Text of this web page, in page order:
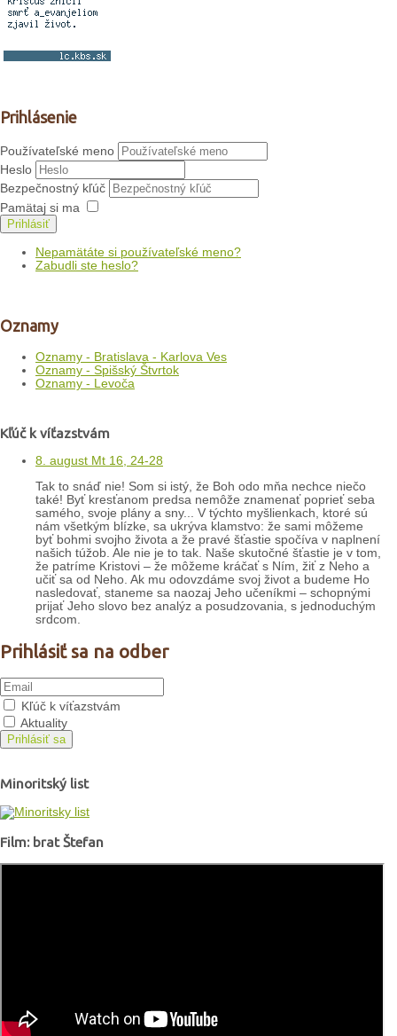
Prihlásenie
Používateľské meno
Heslo
Bezpečnostný kľúč
Pamätaj si ma
Prihlásiť
Nepamätáte si používateľské meno?
Zabudli ste heslo?
Oznamy
Oznamy - Bratislava - Karlova Ves
Oznamy - Spišský Štvrtok
Oznamy - Levoča
Kľúč k víťazstvám
8. august Mt 16, 24-28
Tak to snáď nie! Som si istý, že Boh odo mňa nechce niečo
také! Byť kresťanom predsa nemôže znamenať poprieť seba
samého, svoje plány a sny... V týchto myšlienkach, ktoré sú
nám všetkým blízke, sa ukrýva klamstvo: že sami môžeme
byť bohmi svojho života a že pravé šťastie spočíva v naplnení
našich túžob. Ale nie je to tak. Naše skutočné šťastie je v tom,
že patríme Kristovi – že môžeme kráčať s Ním, žiť z Neho a
učiť sa od Neho. Ak mu odovzdáme svoj život a budeme Ho
nasledovať, staneme sa naozaj Jeho učeníkmi – schopnými
prijať Jeho slovo bez analýz a posudzovania, s jednoduchým
srdcom.
Prihlásiť sa na odber
Kľúč k víťazstvám
Aktuality
Prihlásiť sa
Minoritský list
Film: brat Štefan